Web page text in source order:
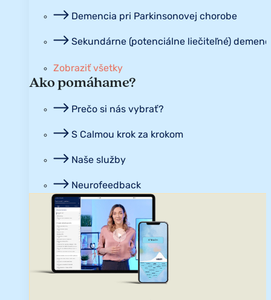
Demencia pri Parkinsonovej chorobe
Sekundárne (potenciálne liečiteľné)
Zobraziť všetky
Ako pomáhame?
Prečo si nás vybrať?
S Calmou krok za krokom
Naše služby
Neurofeedback